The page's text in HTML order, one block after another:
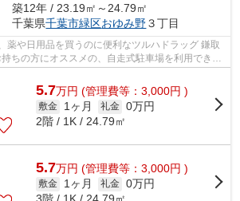
築12年 / 23.19㎡～24.79㎡
千葉県千葉市緑区おゆみ野３丁目
薬や日用品を買うのに便利なツルハドラッグ 鎌取
ちの方にオススメの、自走式駐車場を利用できる
の位置に立地...
5.7万円 (管理費等：3,000円 )
敷金 1ヶ月 礼金 0万円
2階 / 1K / 24.79㎡
5.7万円 (管理費等：3,000円 )
敷金 1ヶ月 礼金 0万円